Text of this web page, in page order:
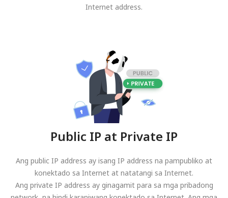
Internet address.
Public IP at Private IP
Ang public IP address ay isang IP address na pampubliko at
konektado sa Internet at natatangi sa Internet.
Ang private IP address ay ginagamit para sa mga pribadong